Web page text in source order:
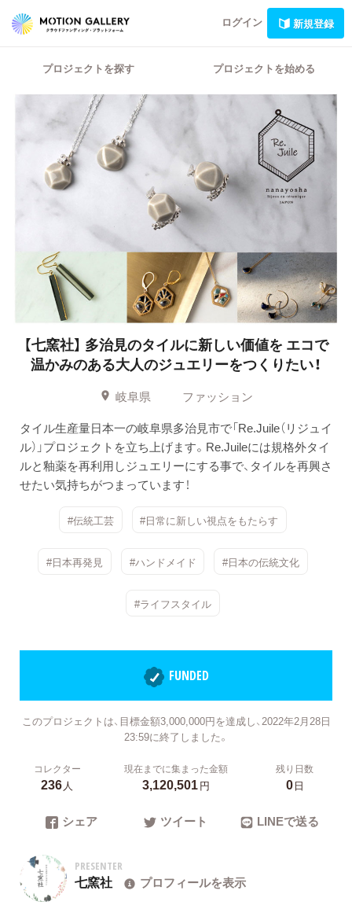
ログイン 新規登録
プロジェクトを探す プロジェクトを始める
【七窯社】 多治見のタイルに新しい価値を エコで
温かみのある大人のジュエリーをつくりたい！
岐阜県
ファッション
タイル生産量日本一の岐阜県多治見市で「Re.Juile（リジュイ
ル）」プロジェクトを立ち上げます。Re.Juileには規格外タイ
ルと釉薬を再利用しジュエリーにする事で、タイルを再興さ
せたい気持ちがつまっています！
#伝統工芸 #日常に新しい視点をもたらす
#日本再発見 #ハンドメイド #日本の伝統文化
#ライフスタイル
FUNDED
このプロジェクトは、目標金額3,000,000円を達成し、2022年2月28日
23:59に終了しました。
コレクター
236人
現在までに集まった金額
3,120,501円
残り日数
0日
シェア ツイート LINEで送る
PRESENTER
七窯社 プロフィールを表示